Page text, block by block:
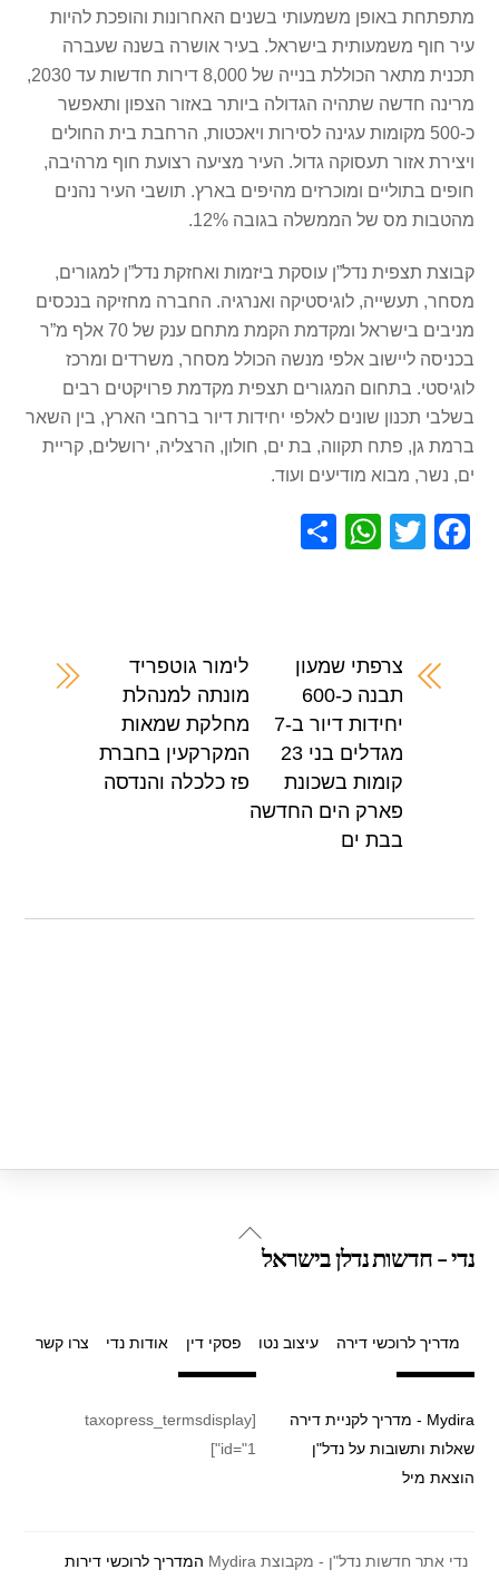
מתפתחת באופן משמעותי בשנים האחרונות והופכת להיות
עיר חוף משמעותית בישראל. בעיר אושרה בשנה שעברה
תכנית מתאר הכוללת בנייה של 8,000 דירות חדשות עד 2030,
מרינה חדשה שתהיה הגדולה ביותר באזור הצפון ותאפשר
כ-500 מקומות עגינה לסירות ויאכטות, הרחבת בית החולים
ויצירת אזור תעסוקה גדול. העיר מציעה רצועת חוף מרהיבה,
חופים בתוליים ומוכרזים מהיפים בארץ. תושבי העיר נהנים
מהטבות מס של הממשלה בגובה 12%.
קבוצת תצפית נדל”ן עוסקת ביזמות ואחזקת נדל”ן למגורים,
מסחר, תעשייה, לוגיסטיקה ואנרגיה. החברה מחזיקה בנכסים
מניבים בישראל ומקדמת הקמת מתחם ענק של 70 אלף מ”ר
בכניסה ליישוב אלפי מנשה הכולל מסחר, משרדים ומרכז
לוגיסטי. בתחום המגורים תצפית מקדמת פרויקטים רבים
בשלבי תכנון שונים לאלפי יחידות דיור ברחבי הארץ, בין השאר
ברמת גן, פתח תקווה, בת ים, חולון, הרצליה, ירושלים, קריית
ים, נשר, מבוא מודיעים ועוד.
F
b
T
W
A
p
p
צרפתי שמעון
תבנה כ-600
יחידות דיור ב-7
מגדלים בני 23
קומות בשכונת
פארק הים החדשה
בבת ים
לימור גוטפריד
מונתה למנהלת
מחלקת שמאות
המקרקעין בחברת
פז כלכלה והנדסה
Back
נדי - חדשות נדלן בישראל
מדריך לרוכשי דירה עיצוב נטו פסקי דין אודות נדי צרו קשר
Mydira - מדריך לקניית דירה
שאלות ותשובות על נדל"ן
הוצאת מיל
[taxopress_termsdisplay
id="1"]
נדי אתר חדשות נדל"ן - מקבוצת Mydira המדריך לרוכשי דירות